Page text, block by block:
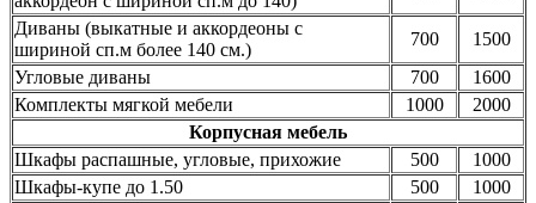
Диваны (выкатные и аккордеоны с
шириной сп.м более 140 см.)
700
1500
Угловые диваны
700
1600
Комплекты мягкой мебели
1000
2000
Корпусная мебель
Шкафы распашные, угловые, прихожие
500
1000
Шкафы-купе до 1.50
500
1000